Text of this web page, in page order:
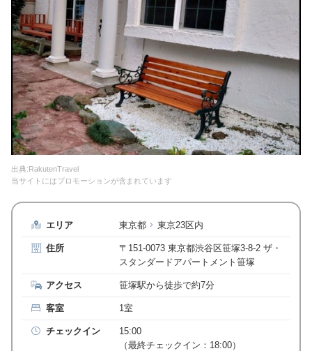
出典:RakutenTravel
当サイトにはプロモーションが含まれています
エリア 東京都 東京23区内
住所
〒151-0073 東京都渋谷区笹塚3-8-2 ザ・
スタンダードアパートメント笹塚
アクセス 笹塚駅から徒歩で約7分
客室 1室
チェックイン
15:00
（最終チェックイン：18:00）